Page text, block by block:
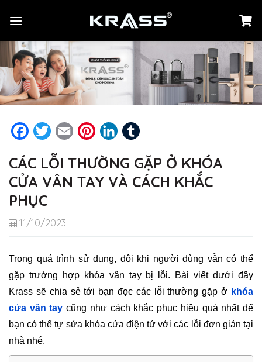
đến
dung
Facebook
TwitterEmail PinterestLinkedIn
CÁC LỖI THƯỜNG GẶP Ở KHÓA
CỬA VÂN TAY VÀ CÁCH KHẮC
PHỤC
11/10/2023
Trong quá trình sử dụng, đôi khi người dùng vẫn có thể
gặp trường hợp khóa vân tay bị lỗi. Bài viết dưới đây
Krass sẽ chia sẻ tới bạn đọc các lỗi thường gặp ở khóa
cửa vân tay cũng như cách khắc phục hiệu quả nhất để
bạn có thể tự sửa khóa cửa điện tử với các lỗi đơn giản tại
nhà nhé.